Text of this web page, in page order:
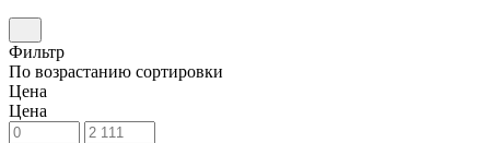
Фильтр
По возрастанию сортировки
Цена
Цена